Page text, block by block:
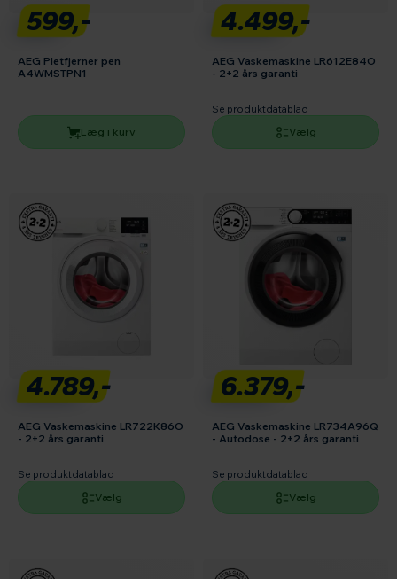
599,-
AEG Pletfjerner pen
A4WMSTPN1
Læg i kurv
4.499,-
AEG Vaskemaskine LR612E84O
- 2+2 års garanti
Se produktdatablad
Vælg
4.789,-
AEG Vaskemaskine LR722K86O
- 2+2 års garanti
Se produktdatablad
Vælg
6.379,-
AEG Vaskemaskine LR734A96Q
- Autodose - 2+2 års garanti
Se produktdatablad
Vælg